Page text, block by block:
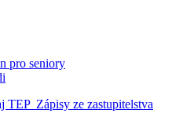
pro seniory
TEP Zápisy ze zastupitelstva